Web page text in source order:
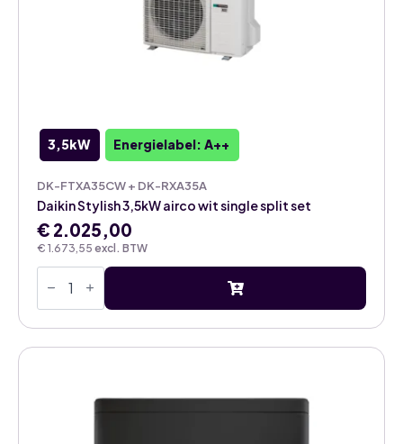
3,5kW Energielabel: A++
DK-FTXA35CW + DK-RXA35A
€ 1.673,55 excl. BTW
Daikin Stylish 3,5kW airco wit single split set
€ 2.025,00
Daikin
Stylish
airco
wit
single